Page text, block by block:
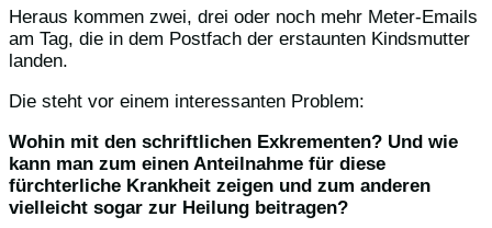
Heraus kommen zwei, drei oder noch mehr Meter-Emails
am Tag, die in dem Postfach der erstaunten Kindsmutter
landen.
Die steht vor einem interessanten Problem:
Wohin mit den schriftlichen Exkrementen? Und wie
kann man zum einen Anteilnahme für diese
fürchterliche Krankheit zeigen und zum anderen
vielleicht sogar zur Heilung beitragen?